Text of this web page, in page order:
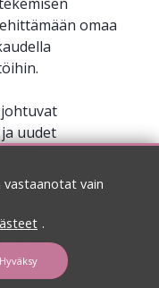
omaa
uudet
ja
kurssille
Jos jotkin
ei hätää,
vastaanotat vain
.
Hyväksy